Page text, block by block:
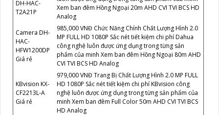
DH-HAC-
T2A21P
Xem ban đêm Hồng Ngoại 20m AHD CVI TVI BCS HD
Analog
Camera DH-
HAC-
HFW1200DP
Giá rẻ
985,000 VNĐ Chức Năng Chính Chất Lượng Hình 2.0
MP FULL HD 1080P Sắc nét tiết kiệm chi phí Dahua
công nghệ luôn được ứng dụng trong từng sản
phẩm của minh Xem ban đêm Hồng Ngoại 80m AHD
CVI TVI BCS HD Analog
KBvision KX-
CF2213L-A
Giá rẻ
979,000 VNĐ Trang Bị Chất Lượng Hình 2.0 MP FULL
HD 1080P Sắc nét tiết kiệm chi phí KBvision công
nghệ luôn được ứng dụng trong từng sản phẩm của
minh Xem ban đêm Full Color 50m AHD CVI TVI BCS
HD Analog